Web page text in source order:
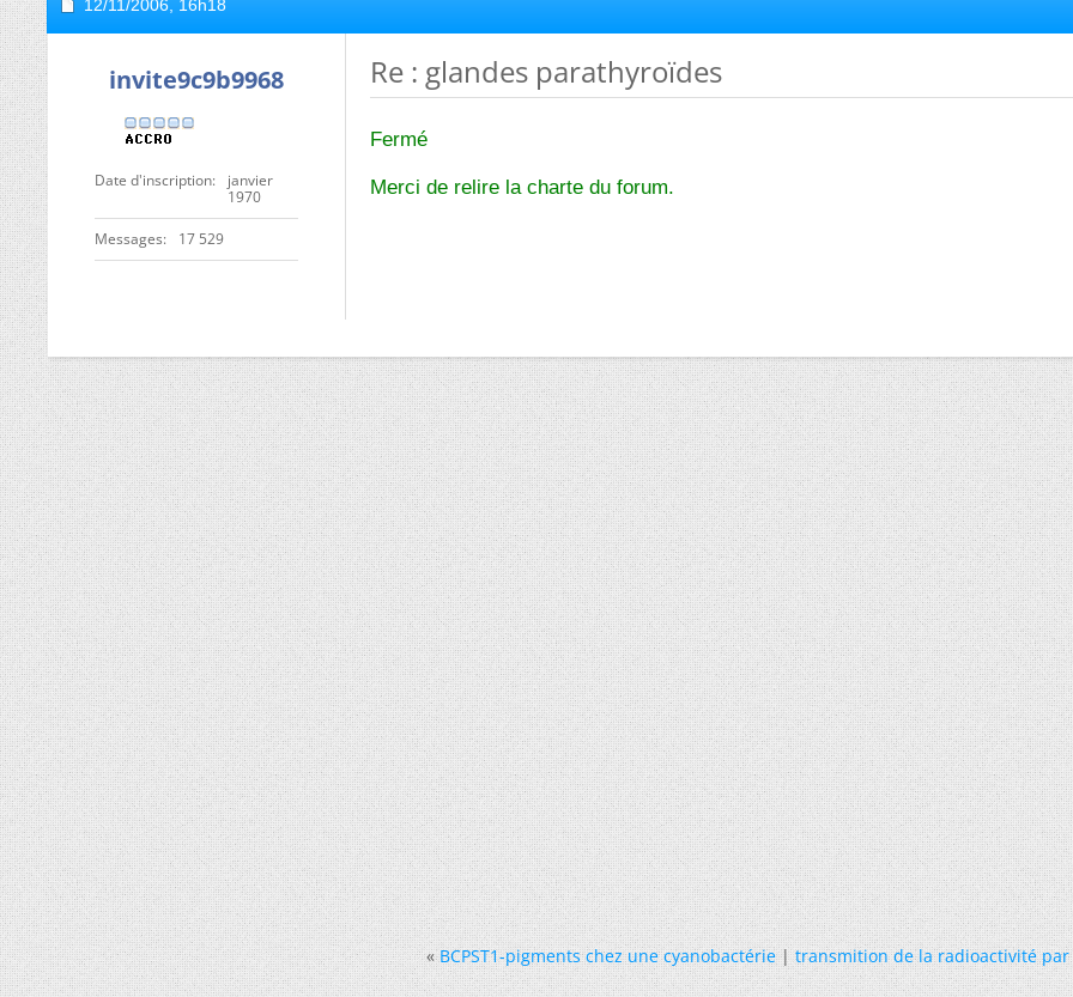
12/11/2006, 16h18
invite9c9b9968
Date d'inscription
janvier
1970
Messages 17 529
Re : glandes parathyroïdes
Fermé
Merci de relire la charte du forum.
« BCPST1-pigments chez une cyanobactérie|transmition de la radioactivité